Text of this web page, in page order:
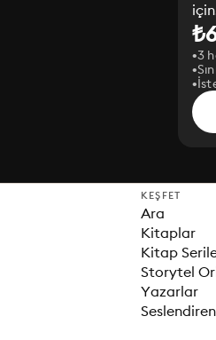
3
KEŞFET
Ara
Kitaplar
Kitap
Storytel
Yazarlar